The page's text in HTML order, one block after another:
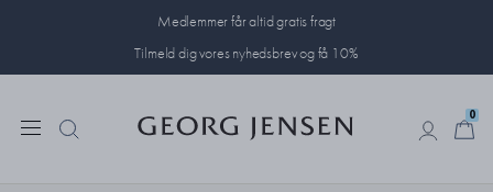
Medlemmer får altid gratis fragt
Tilmeld dig vores nyhedsbrev og få 10%
0